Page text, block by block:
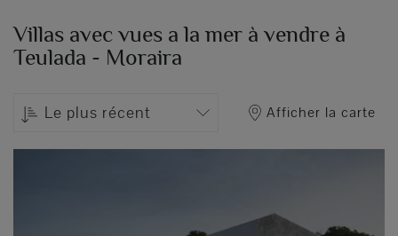
Villas avec vues a la mer à vendre à
Teulada - Moraira
Le plus récent Afficher la carte